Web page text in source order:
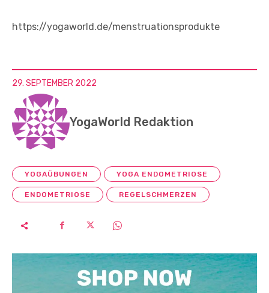
https://yogaworld.de/menstruationsprodukte
29. SEPTEMBER 2022
YogaWorld Redaktion
YOGAÜBUNGEN YOGA ENDOMETRIOSE
ENDOMETRIOSE REGELSCHMERZEN